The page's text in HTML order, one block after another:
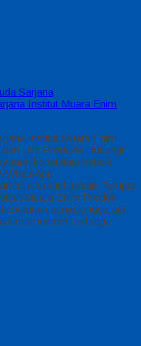
Sarjana
Institut Muara Enim
Institut Muara Enim
Unit Produksi Hubungi
konsultasi terbaik
WhatsApp :
alternatif terbaik Tempat
Muara Enim Produk
penyelenggaraan
momentum berharga